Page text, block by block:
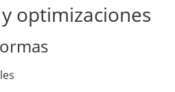
optimizaciones